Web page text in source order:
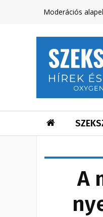
Moderációs
A